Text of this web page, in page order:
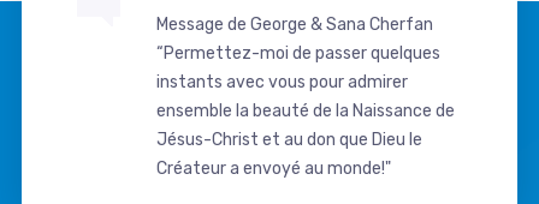
Message de George & Sana Cherfan
“Permettez-moi de passer quelques
instants avec vous pour admirer
ensemble la beauté de la Naissance de
Jésus-Christ et au don que Dieu le
Créateur a envoyé au monde!"